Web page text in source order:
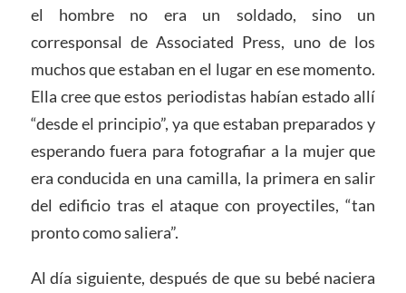
el hombre no era un soldado, sino un
corresponsal de Associated Press, uno de los
muchos que estaban en el lugar en ese momento.
Ella cree que estos periodistas habían estado allí
“desde el principio”, ya que estaban preparados y
esperando fuera para fotografiar a la mujer que
era conducida en una camilla, la primera en salir
del edificio tras el ataque con proyectiles, “tan
pronto como saliera”.
Al día siguiente, después de que su bebé naciera